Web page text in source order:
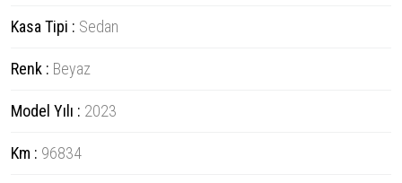
Kasa Tipi : Sedan
Renk : Beyaz
Model Yılı : 2023
Km : 96834